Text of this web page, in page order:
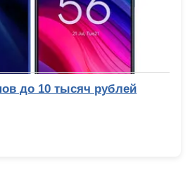
до 10 тысяч рублей